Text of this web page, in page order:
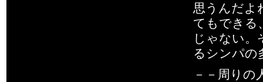
思うんだよ
てもできる
じゃない。
るシンパの
－－周り